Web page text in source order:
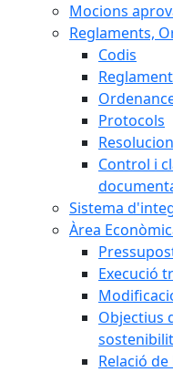
Mocions
Reglaments,
Codis
Protocols
Control i
Sistema
Àrea
Execució
Objectius
Relació